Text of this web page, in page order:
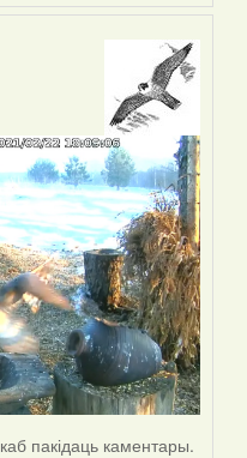
каб пакідаць каментары.